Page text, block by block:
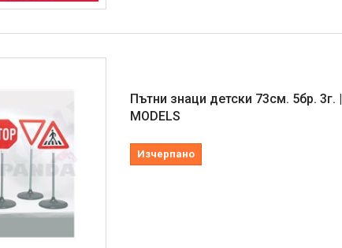
Пътни знаци детски 73см. 5бр. 3г. |
MODELS
Изчерпано